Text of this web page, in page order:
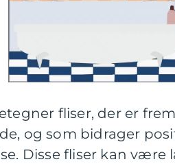
fliser, der er
og som bidrager
Disse fliser kan være